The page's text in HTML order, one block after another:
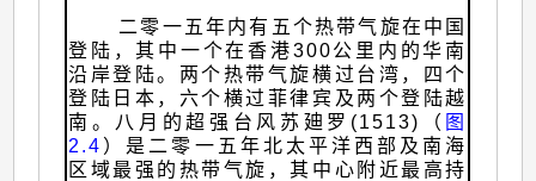
二零一五年内有五个热带气旋在中国
登陆，其中一个在香港300公里内的华南
沿岸登陆。两个热带气旋横过台湾，四个
登陆日本，六个横过菲律宾及两个登陆越
南。八月的超强台风苏廸罗(1513)（ 图
2.4 ）是二零一五年北太平洋西部及南海
区域最强的热带气旋，其中心附近最高持